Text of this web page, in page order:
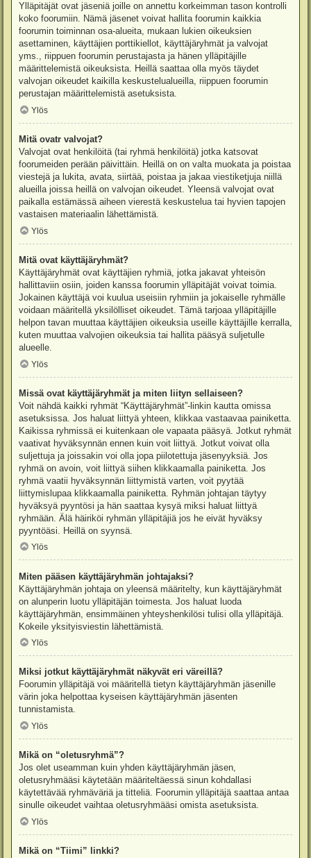
Ylläpitäjät ovat jäseniä joille on annettu korkeimman tason kontrolli
koko foorumiin. Nämä jäsenet voivat hallita foorumin kaikkia
foorumin toiminnan osa-alueita, mukaan lukien oikeuksien
asettaminen, käyttäjien porttikiellot, käyttäjäryhmät ja valvojat
yms., riippuen foorumin perustajasta ja hänen ylläpitäjille
määrittelemistä oikeuksista. Heillä saattaa olla myös täydet
valvojan oikeudet kaikilla keskustelualueilla, riippuen foorumin
perustajan määrittelemistä asetuksista.
Ylös
Mitä ovatr valvojat?
Valvojat ovat henkilöitä (tai ryhmä henkilöitä) jotka katsovat
foorumeiden perään päivittäin. Heillä on on valta muokata ja poistaa
viestejä ja lukita, avata, siirtää, poistaa ja jakaa viestiketjuja niillä
alueilla joissa heillä on valvojan oikeudet. Yleensä valvojat ovat
paikalla estämässä aiheen vierestä keskustelua tai hyvien tapojen
vastaisen materiaalin lähettämistä.
Ylös
Mitä ovat käyttäjäryhmät?
Käyttäjäryhmät ovat käyttäjien ryhmiä, jotka jakavat yhteisön
hallittaviin osiin, joiden kanssa foorumin ylläpitäjät voivat toimia.
Jokainen käyttäjä voi kuulua useisiin ryhmiin ja jokaiselle ryhmälle
voidaan määritellä yksilölliset oikeudet. Tämä tarjoaa ylläpitäjille
helpon tavan muuttaa käyttäjien oikeuksia useille käyttäjille kerralla,
kuten muuttaa valvojien oikeuksia tai hallita pääsyä suljetulle
alueelle.
Ylös
Missä ovat käyttäjäryhmät ja miten liityn sellaiseen?
Voit nähdä kaikki ryhmät “Käyttäjäryhmät”-linkin kautta omissa
asetuksissa. Jos haluat liittyä yhteen, klikkaa vastaavaa painiketta.
Kaikissa ryhmissä ei kuitenkaan ole vapaata pääsyä. Jotkut ryhmät
vaativat hyväksynnän ennen kuin voit liittyä. Jotkut voivat olla
suljettuja ja joissakin voi olla jopa piilotettuja jäsenyyksiä. Jos
ryhmä on avoin, voit liittyä siihen klikkaamalla painiketta. Jos
ryhmä vaatii hyväksynnän liittymistä varten, voit pyytää
liittymislupaa klikkaamalla painiketta. Ryhmän johtajan täytyy
hyväksyä pyyntösi ja hän saattaa kysyä miksi haluat liittyä
ryhmään. Älä häiriköi ryhmän ylläpitäjiä jos he eivät hyväksy
pyyntöäsi. Heillä on syynsä.
Ylös
Miten pääsen käyttäjäryhmän johtajaksi?
Käyttäjäryhmän johtaja on yleensä määritelty, kun käyttäjäryhmät
on alunperin luotu ylläpitäjän toimesta. Jos haluat luoda
käyttäjäryhmän, ensimmäinen yhteyshenkilösi tulisi olla ylläpitäjä.
Kokeile yksityisviestin lähettämistä.
Ylös
Miksi jotkut käyttäjäryhmät näkyvät eri väreillä?
Foorumin ylläpitäjä voi määritellä tietyn käyttäjäryhmän jäsenille
värin joka helpottaa kyseisen käyttäjäryhmän jäsenten
tunnistamista.
Ylös
Mikä on “oletusryhmä”?
Jos olet useamman kuin yhden käyttäjäryhmän jäsen,
oletusryhmääsi käytetään määriteltäessä sinun kohdallasi
käytettävää ryhmäväriä ja titteliä. Foorumin ylläpitäjä saattaa antaa
sinulle oikeudet vaihtaa oletusryhmääsi omista asetuksista.
Ylös
Mikä on “Tiimi” linkki?